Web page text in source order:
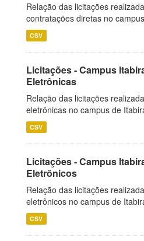
Relação das licitações
contratações diretas no
CSV
Licitações - Campus
Eletrônicas
Relação das licitações
eletrônicas no campus de
CSV
Licitações - Campus
Eletrônicos
Relação das licitações
eletrônicos no campus de
CSV